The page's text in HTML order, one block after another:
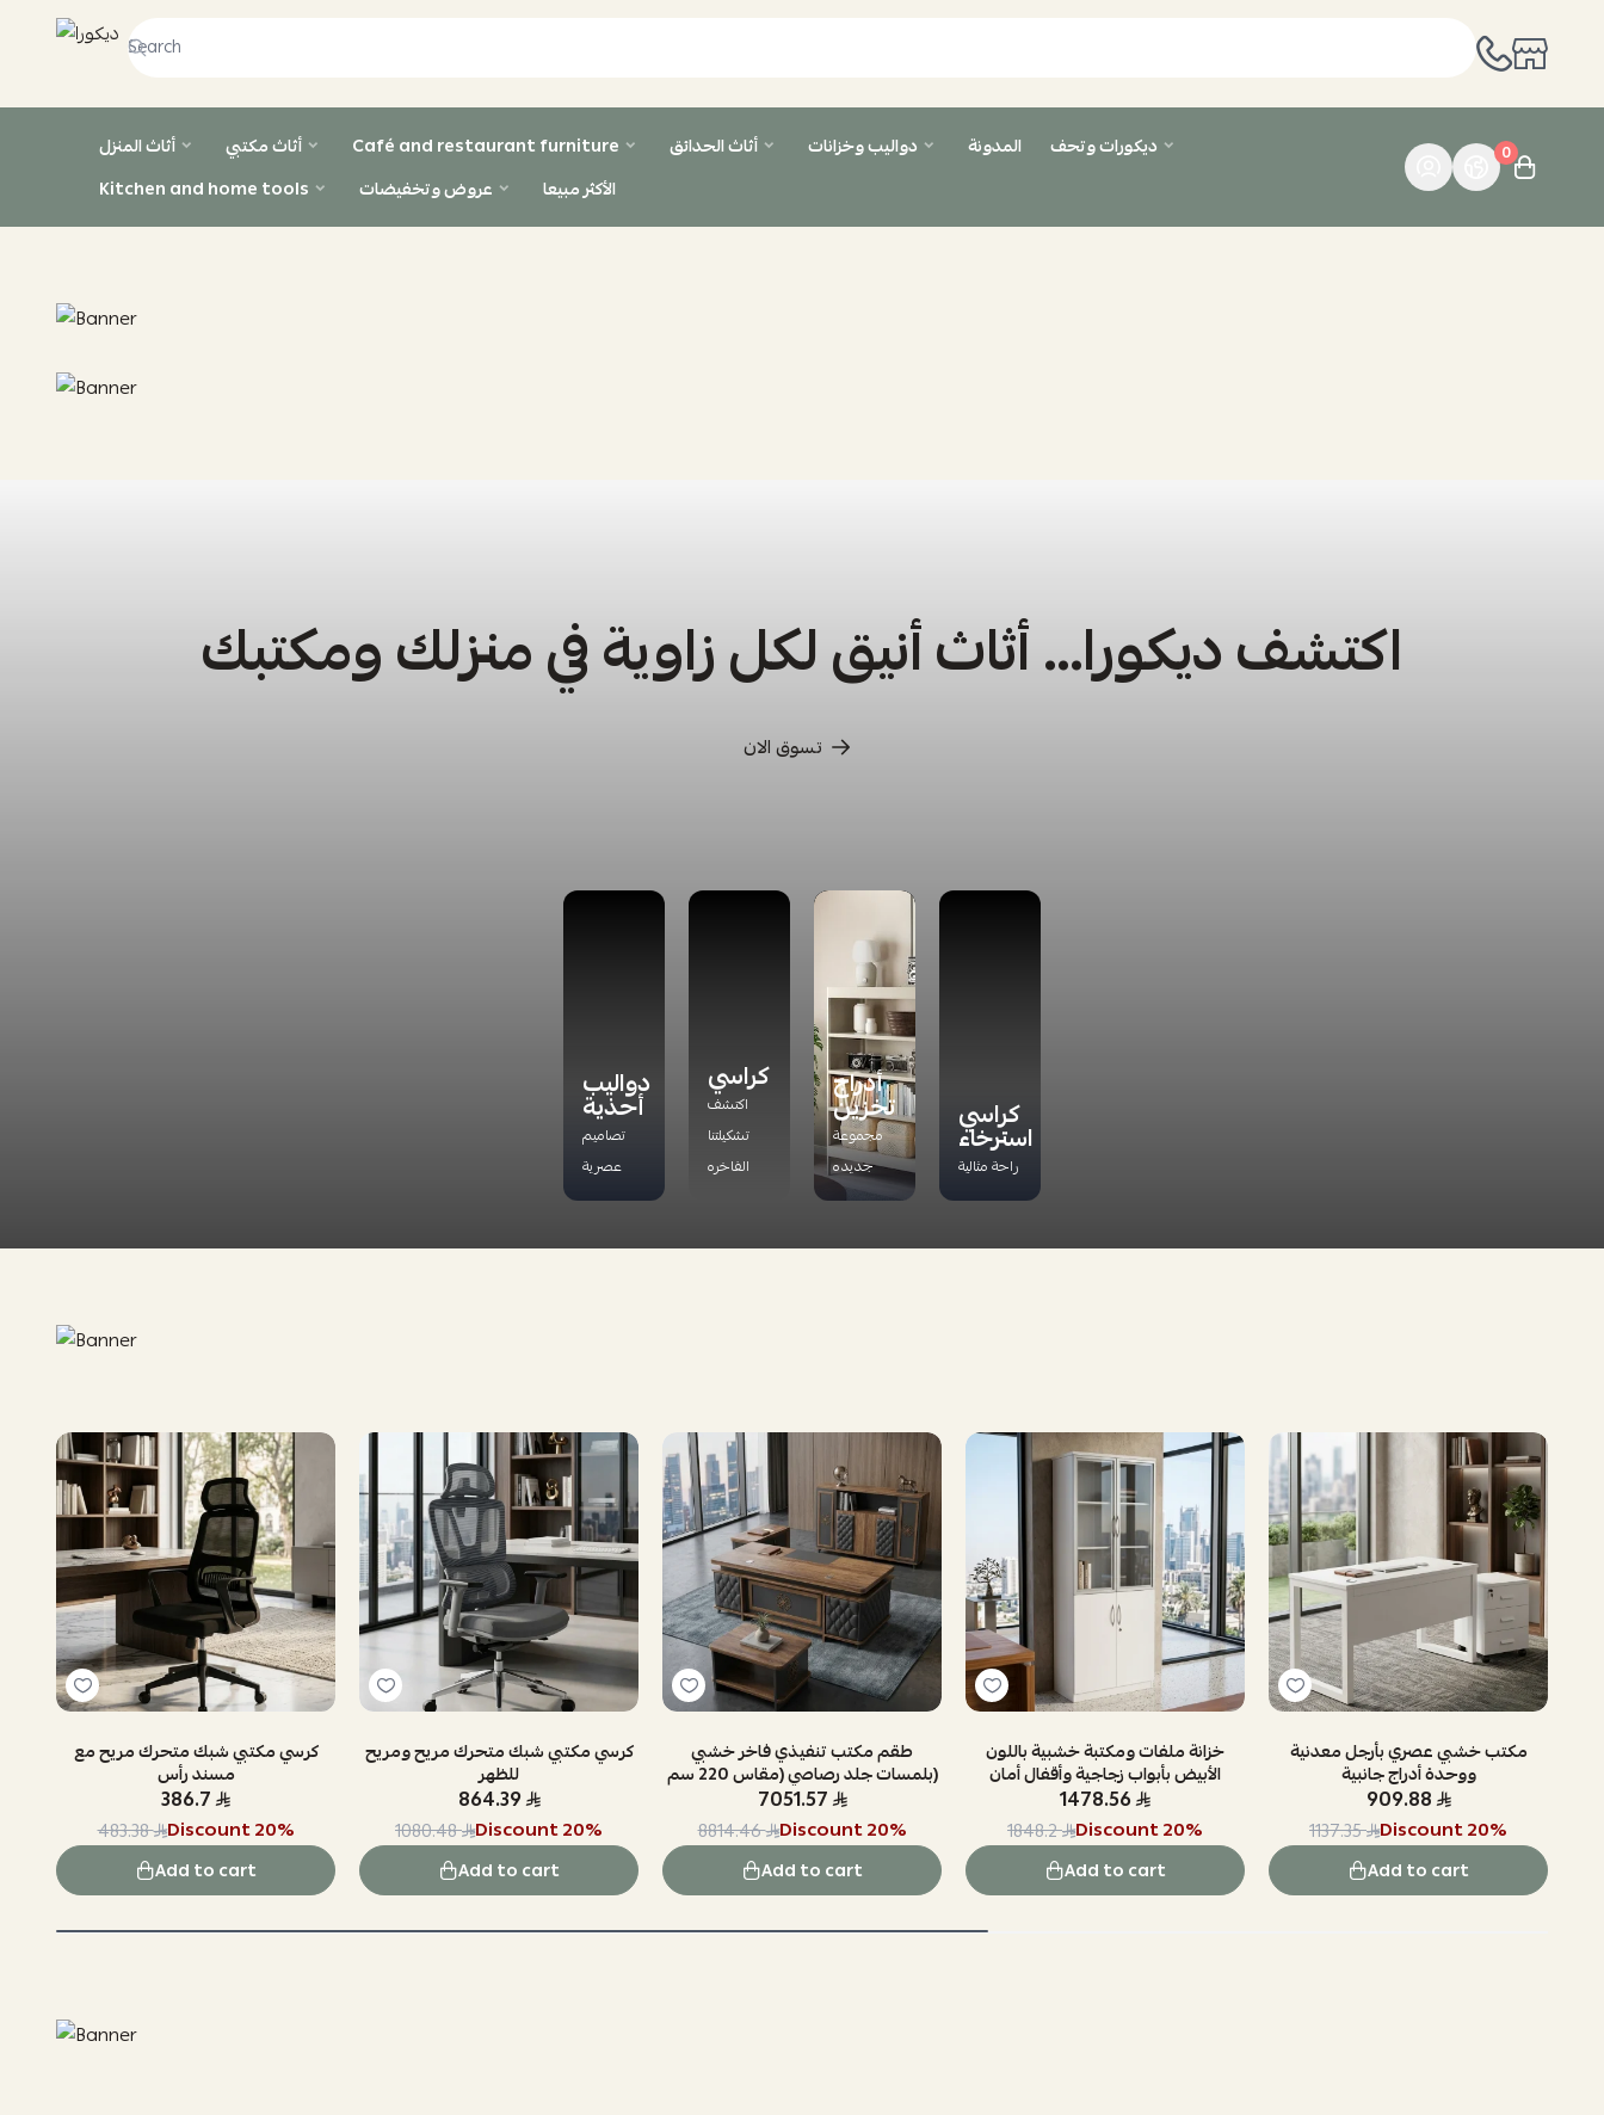
ديكورا
أثاث المنزل أثاث مكتبي Café and restaurant furniture أثاث الحدائق دواليب وخزانات المدونة
ديكورات وتحف
Kitchen and home tools
عروض وتخفيضات الأكثر مبيعا
0
اكتشف ديكورا… أثاث أنيق لكل زاوية في منزلك ومكتبك
تسوق الان
دواليب
أحذية
تصاميم
عصرية
كراسي
اكتشف
تشكيلتنا
الفاخره
أدراج
تخزين
مجموعة
جديده
كراسي
استرخاء
راحة مثالية
كرسي مكتبي شبك متحرك مريح مع
مسند رأس
386.7
483.38 Discount20%
Add to cart
كرسي مكتبي شبك متحرك مريح ومريح
للظهر
864.39
1080.48 Discount20%
Add to cart
طقم مكتب تنفيذي فاخر خشبي
بلمسات جلد رصاصي (مقاس 220 سم)
7051.57
8814.46 Discount20%
Add to cart
خزانة ملفات ومكتبة خشبية باللون
الأبيض بأبواب زجاجية وأقفال أمان
1478.56
1848.2 Discount20%
Add to cart
مكتب خشبي عصري بأرجل معدنية
ووحدة أدراج جانبية
909.88
1137.35 Discount20%
Add to cart